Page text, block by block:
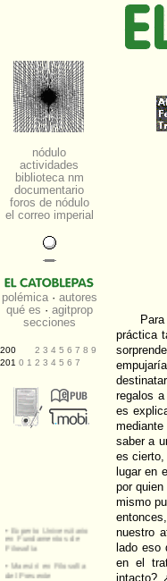
práctica
regalos
es
saber a
es cierto,
lugar en
por
mismo
nuestro
lado eso
en el
intacto?